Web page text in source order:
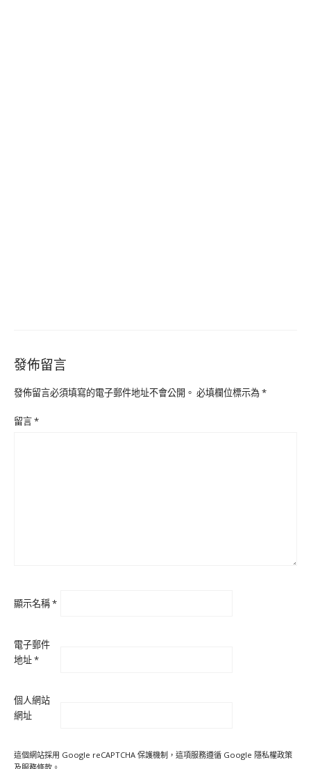
發佈留言
發佈留言必須填寫的電子郵件地址不會公開。 必填欄位標示為*
留言*
顯示名稱*
電子郵件
地址*
個人網站
網址
這個網站採用 Google reCAPTCHA 保護機制，這項服務遵循 Google 隱私權政策